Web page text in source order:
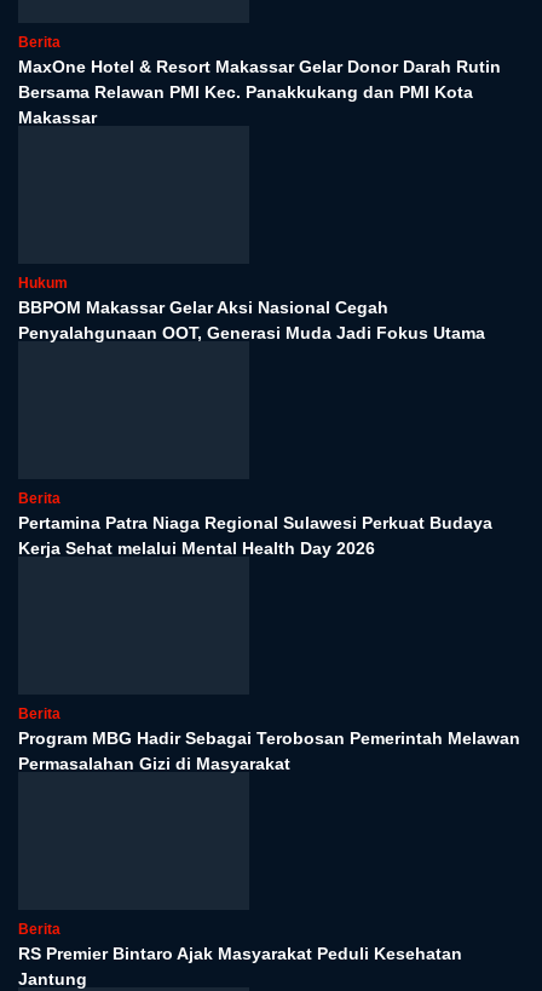
Berita
MaxOne Hotel & Resort Makassar Gelar Donor Darah Rutin
Bersama Relawan PMI Kec. Panakkukang dan PMI Kota
Makassar
Hukum
BBPOM Makassar Gelar Aksi Nasional Cegah
Penyalahgunaan OOT, Generasi Muda Jadi Fokus Utama
Berita
Pertamina Patra Niaga Regional Sulawesi Perkuat Budaya
Kerja Sehat melalui Mental Health Day 2026
Berita
Program MBG Hadir Sebagai Terobosan Pemerintah Melawan
Permasalahan Gizi di Masyarakat
Berita
RS Premier Bintaro Ajak Masyarakat Peduli Kesehatan
Jantung